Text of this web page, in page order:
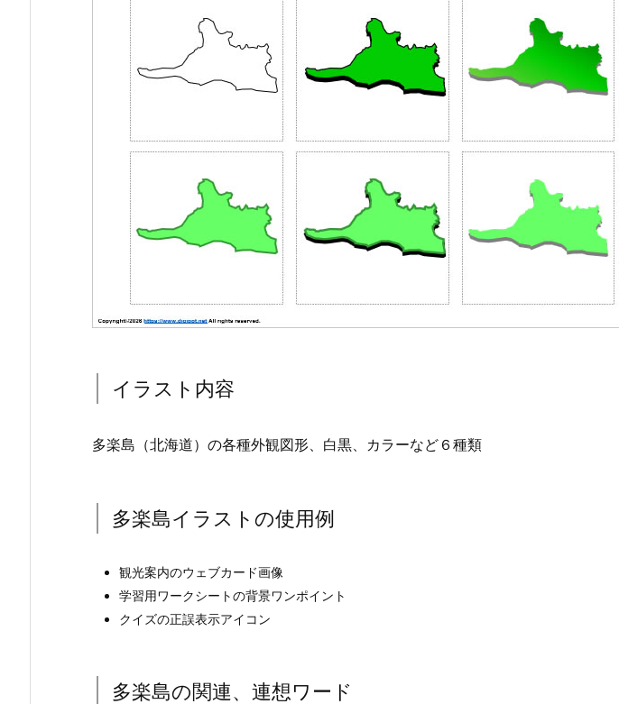
イラスト内容
多楽島（北海道）の各種外観図形、白黒、カラーなど６種類
多楽島イラストの使用例
観光案内のウェブカード画像
学習用ワークシートの背景ワンポイント
クイズの正誤表示アイコン
多楽島の関連、連想ワード